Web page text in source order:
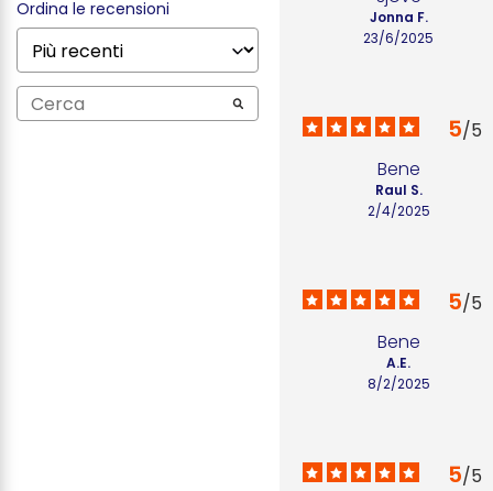
Ordina le recensioni
23/6/2025
Jonna F.
5/5
Bene
2/4/2025
Raul S.
5/5
Bene
8/2/2025
A.E.
5/5